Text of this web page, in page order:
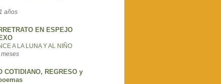
años
EN ESPEJO
A LA LUNA Y AL NIÑO
COTIDIANO, REGRESO y